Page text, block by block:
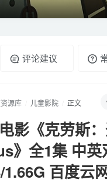
评论建议
源库 儿童影院 正文
影《克劳斯
》全1集 中英
百度云